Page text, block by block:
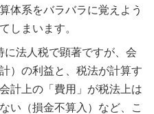
体系をバラバラに覚えよう
しまいます。
に法人税で顕著ですが、会
）の利益と、税法が計算す
計上の「費用」が税法上は
い（損金不算入）など、こ